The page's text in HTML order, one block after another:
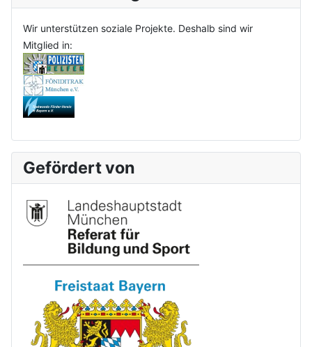
Wir unterstützen soziale Projekte. Deshalb sind wir
Mitglied in:
Gefördert von